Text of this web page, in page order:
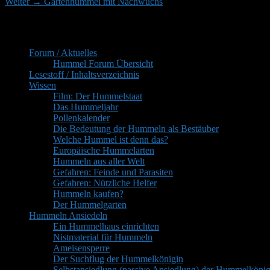
Widgetbereich
Forum / Aktuelles
Hummel Forum Übersicht
Lesestoff / Inhaltsverzeichnis
Wissen
Film: Der Hummelstaat
Das Hummeljahr
Pollenkalender
Die Bedeutung der Hummeln als Bestäuber
Welche Hummel ist denn das?
Europäische Hummelarten
Hummeln aus aller Welt
Gefahren: Feinde und Parasiten
Gefahren: Nützliche Helfer
Hummeln kaufen?
Der Hummelgarten
Hummeln Ansiedeln
Ein Hummelhaus einrichten
Nistmaterial für Hummeln
Ameisensperre
Der Suchflug der Hummelkönigin